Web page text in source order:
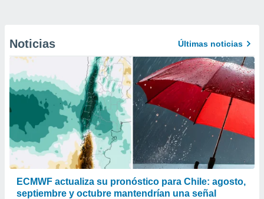
Noticias Últimas noticias
ECMWF actualiza su pronóstico para Chile: agosto,
septiembre y octubre mantendrían una señal